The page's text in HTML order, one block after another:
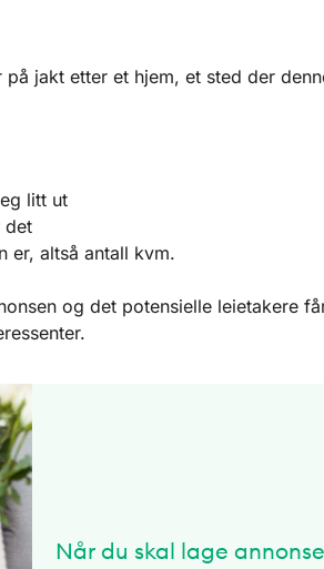
jakt etter et hjem, et sted der
litt ut
det
er, altså antall kvm.
og det potensielle leietakere
Når du skal lage